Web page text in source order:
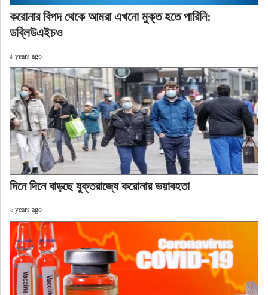
করোনার বিপদ থেকে আমরা এখনো মুক্ত হতে পারিনি:
ডব্লিউএইচও
৫ years ago
দিনে দিনে বাড়ছে যুক্তরাজ্যে করোনার ভয়াবহতা
৬ years ago